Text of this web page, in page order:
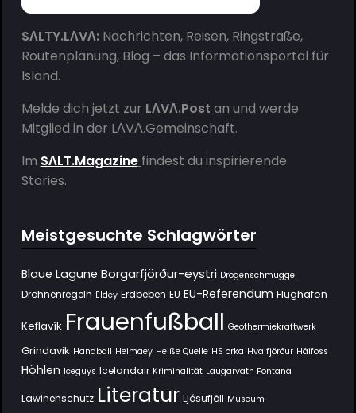
SΛLTY.LΛVΛ:Nachrichten, Reisen, Ringstraße,
Routenplanung, Blog – das Informationsportal für
Island.
Melde dich jetzt zur LΛVΛ.Post an und werde
Mitglied in der LΛVΛ.Gemeinschaft.
Im SΛLT.Magazine findest du inspirierende
Stories.
Meistgesuchte Schlagwörter
Blaue Lagune Borgarfjörður-eystri Drogenschmuggel
Drohnenregeln Eldey Erdbeben EU EU-Referendum Flughafen
Keflavík Frauenfußball Geothermiekraftwerk
Grindavik Handball Heimaey Heiße Quelle HS orka Hvalfjörður Háifoss
Höhlen Iceguys Icelandair Kriminalität Laugarvatn Fontana
Lawinenschutz Literatur Ljósufjöll Museum